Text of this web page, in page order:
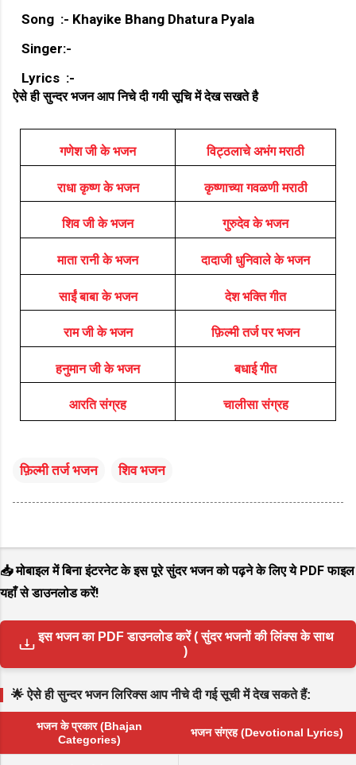
Song :- Khayike Bhang Dhatura Pyala
Singer:-
Lyrics :-
ऐसे ही सुन्दर भजन आप निचे दी गयी सूचि में देख सखते है
गणेश जी के भजन विट्ठलाचे अभंग मराठी
राधा कृष्ण के भजन कृष्णाच्या गवळणी मराठी
शिव जी के भजन गुरुदेव के भजन
माता रानी के भजन दादाजी धुनिवाले के भजन
साईं बाबा के भजन देश भक्ति गीत
राम जी के भजन फ़िल्मी तर्ज पर भजन
हनुमान जी के भजन बधाई गीत
आरति संग्रह चालीसा संग्रह
फ़िल्मी तर्ज भजन शिव भजन
📥 मोबाइल में बिना इंटरनेट के इस पूरे सुंदर भजन को पढ़ने के लिए ये PDF फाइल
यहाँ से डाउनलोड करें!
इस भजन का PDF डाउनलोड करें ( सुंदर भजनों की लिंक्स के साथ
)
🌟 ऐसे ही सुन्दर भजन लिरिक्स आप नीचे दी गई सूची में देख सकते हैं:
भजन के प्रकार (Bhajan
Categories)
भजन संग्रह (Devotional Lyrics)